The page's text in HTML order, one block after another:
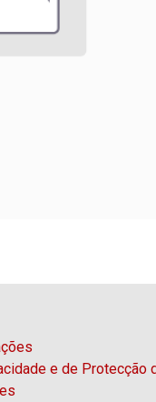
e de Protecção